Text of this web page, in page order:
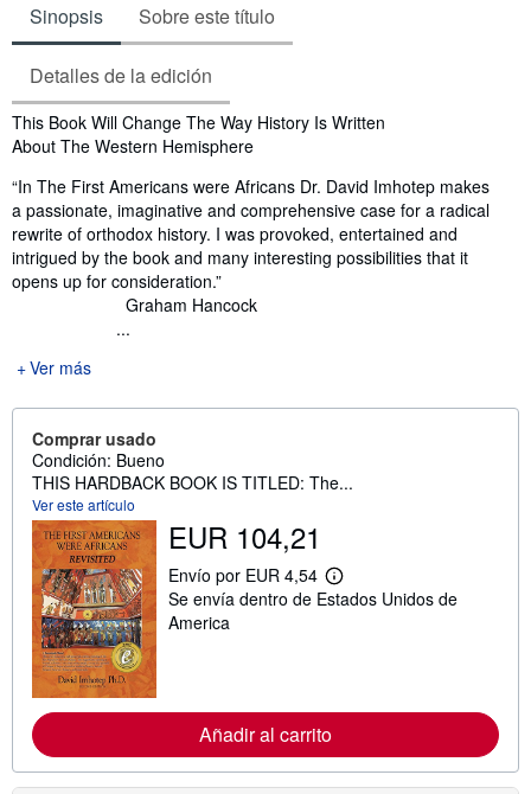
Sinopsis Sobre este título
Detalles de la edición
Sinopsis
This Book Will Change The Way History Is Written
About The Western Hemisphere
“In The First Americans were Africans Dr. David Imhotep makes
a passionate, imaginative and comprehensive case for a radical
rewrite of orthodox history. I was provoked, entertained and
intrigued by the book and many interesting possibilities that it
opens up for consideration.”
Graham Hancock
...
Ver más
Comprar usado
Condición: Bueno
THIS HARDBACK BOOK IS TITLED: The...
Ver este artículo
EUR 104,21
Envío por EUR 4,54
M
á
c
i
Se envía dentro de Estados Unidos de
America
Añadir al carrito